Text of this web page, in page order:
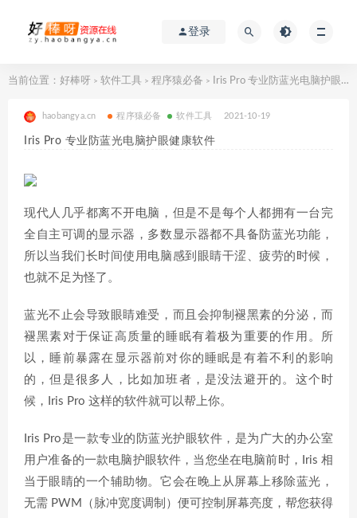
登录
当前位置： 好棒呀 > 软件工具 > 程序猿必备 > Iris Pro 专业防蓝光电脑护眼健康软件
haobangya.cn 程序猿必备 软件工具 2021-10-19
Iris Pro 专业防蓝光电脑护眼健康软件
现代人几乎都离不开电脑，但是不是每个人都拥有一台完
全自主可调的显示器，多数显示器都不具备防蓝光功能，
所以当我们长时间使用电脑感到眼睛干涩、疲劳的时候，
也就不足为怪了。
蓝光不止会导致眼睛难受，而且会抑制褪黑素的分泌，而
褪黑素对于保证高质量的睡眠有着极为重要的作用。所
以，睡前暴露在显示器前对你的睡眠是有着不利的影响
的，但是很多人，比如加班者，是没法避开的。这个时
候，Iris Pro 这样的软件就可以帮上你。
Iris Pro是一款专业的防蓝光护眼软件，是为广大的办公室
用户准备的一款电脑护眼软件，当您坐在电脑前时，Iris 相
当于眼睛的一个辅助物。它会在晚上从屏幕上移除蓝光，
无需 PWM（脉冲宽度调制）便可控制屏幕亮度，帮您获得